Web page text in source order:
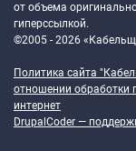
от объема
гиперссылкой.
©2005 - 2026
Политика сайта
отношении обработки
интернет
DrupalCoder —